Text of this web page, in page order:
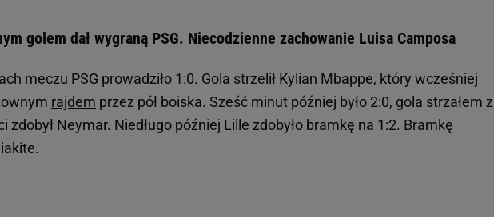
golem dał wygraną PSG. Niecodzienne zachowanie Luisa Camposa
meczu PSG prowadziło 1:0. Gola strzelił Kylian Mbappe, który wcześniej
rajdem przez pół boiska. Sześć minut później było 2:0, gola strzałem z
zdobył Neymar. Niedługo później Lille zdobyło bramkę na 1:2. Bramkę